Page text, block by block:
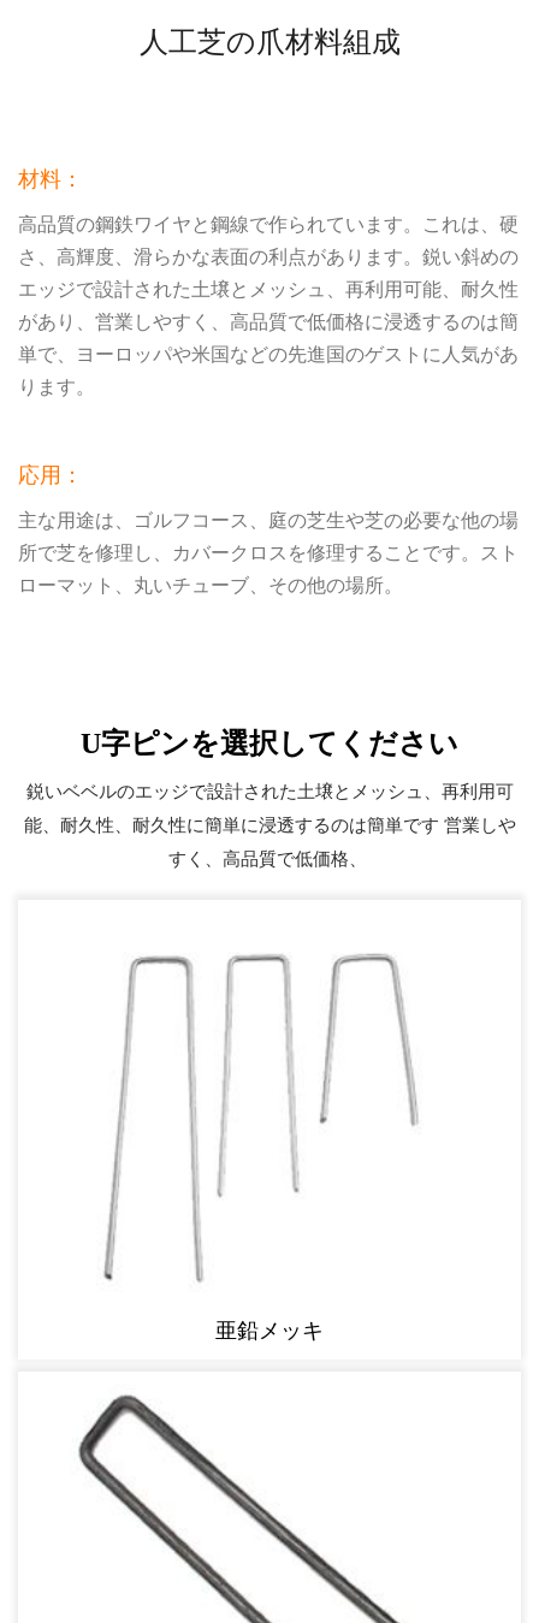
人工芝の爪材料組成
材料：
高品質の鋼鉄ワイヤと鋼線で作られています。これは、硬
さ、高輝度、滑らかな表面の利点があります。鋭い斜めの
エッジで設計された土壌とメッシュ、再利用可能、耐久性
があり、営業しやすく、高品質で低価格に浸透するのは簡
単で、ヨーロッパや米国などの先進国のゲストに人気があ
ります。
応用：
主な用途は、ゴルフコース、庭の芝生や芝の必要な他の場
所で芝を修理し、カバークロスを修理することです。スト
ローマット、丸いチューブ、その他の場所。
U字ピンを選択してください
鋭いベベルのエッジで設計された土壌とメッシュ、再利用可
能、耐久性、耐久性に簡単に浸透するのは簡単です 営業しや
すく、高品質で低価格、
亜鉛メッキ